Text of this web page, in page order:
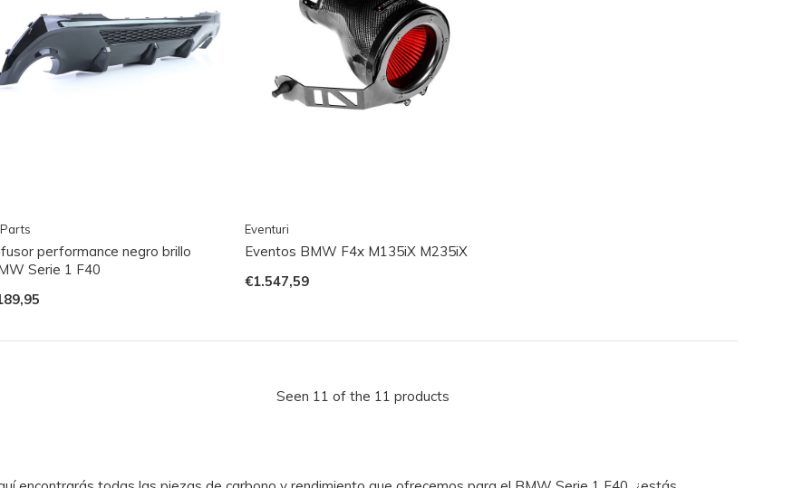
performance negro brillo
Serie 1 F40
Eventuri
Eventos BMW F4x M135iX M235iX
€1.547,59
Seen 11 of the 11 products